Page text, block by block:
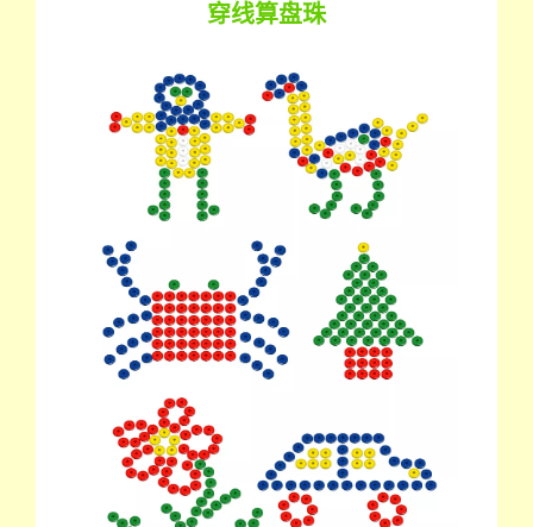
穿线算盘珠